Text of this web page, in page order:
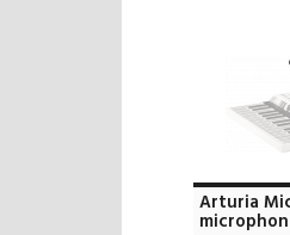
Arturia